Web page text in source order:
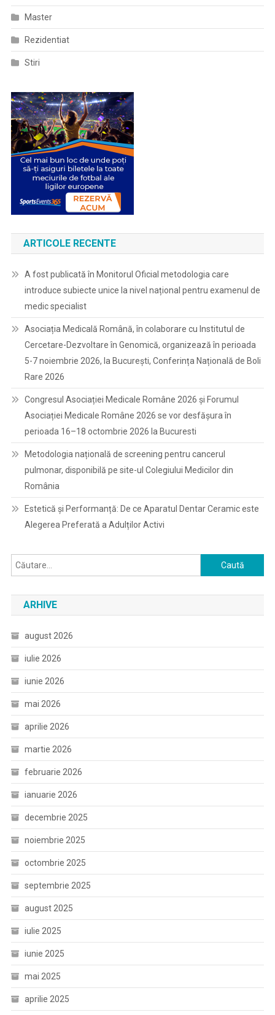
Master
Rezidentiat
Stiri
ARTICOLE RECENTE
A fost publicată în Monitorul Oficial metodologia care
introduce subiecte unice la nivel național pentru examenul de
medic specialist
Asociația Medicală Română, în colaborare cu Institutul de
Cercetare-Dezvoltare în Genomică, organizează în perioada
5-7 noiembrie 2026, la București, Conferința Națională de Boli
Rare 2026
Congresul Asociației Medicale Române 2026 și Forumul
Asociației Medicale Române 2026 se vor desfășura în
perioada 16–18 octombrie 2026 la Bucuresti
Metodologia națională de screening pentru cancerul
pulmonar, disponibilă pe site-ul Colegiului Medicilor din
România
Estetică și Performanță: De ce Aparatul Dentar Ceramic este
Alegerea Preferată a Adulților Activi
Caută
după:
ARHIVE
august 2026
iulie 2026
iunie 2026
mai 2026
aprilie 2026
martie 2026
februarie 2026
ianuarie 2026
decembrie 2025
noiembrie 2025
octombrie 2025
septembrie 2025
august 2025
iulie 2025
iunie 2025
mai 2025
aprilie 2025